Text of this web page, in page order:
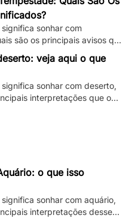
sonhar com
são os principais avisos que
está tentando te dizer e
veja aqui o que
sonhar com deserto,
interpretações que o
o que isso
sonhar com aquário,
interpretações desse